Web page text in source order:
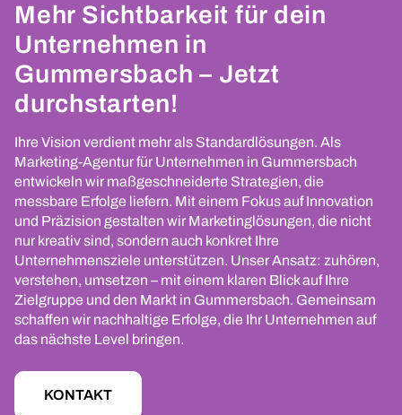
Mehr Sichtbarkeit für dein
Unternehmen in
Gummersbach – Jetzt
durchstarten!
Ihre Vision verdient mehr als Standardlösungen. Als
Marketing-Agentur für Unternehmen in Gummersbach
entwickeln wir maßgeschneiderte Strategien, die
messbare Erfolge liefern. Mit einem Fokus auf Innovation
und Präzision gestalten wir Marketinglösungen, die nicht
nur kreativ sind, sondern auch konkret Ihre
Unternehmensziele unterstützen. Unser Ansatz: zuhören,
verstehen, umsetzen – mit einem klaren Blick auf Ihre
Zielgruppe und den Markt in Gummersbach. Gemeinsam
schaffen wir nachhaltige Erfolge, die Ihr Unternehmen auf
das nächste Level bringen.
KONTAKT